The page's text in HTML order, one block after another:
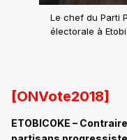
Le chef du Parti
électorale à
[ONVote2018]
ETOBICOKE –